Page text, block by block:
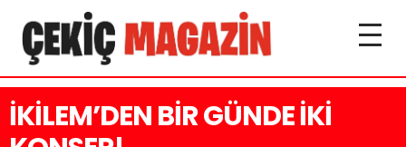
İKİLEM’DEN BİR GÜNDE İKİ